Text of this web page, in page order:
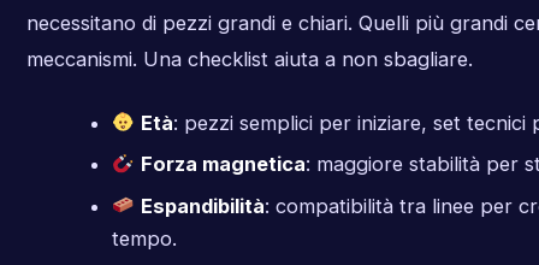
necessitano di pezzi grandi e chiari. Quelli più grandi
meccanismi. Una checklist aiuta a non sbagliare.
Età: pezzi semplici per iniziare, set tecnici
Forza magnetica: maggiore stabilità per
Espandibilità: compatibilità tra linee per
tempo.